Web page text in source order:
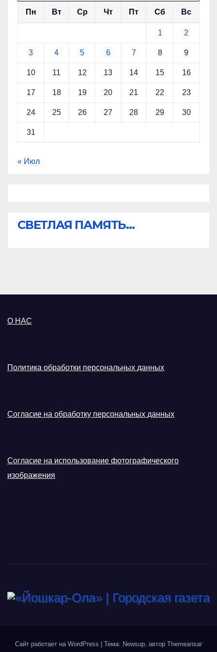
Пн Вт Ср Чт Пт Сб Вс
1 2
3 4 5 6 7 8 9
10 11 12 13 14 15 16
17 18 19 20 21 22 23
24 25 26 27 28 29 30
31
« Июл
СВЕТЛАЯ ПАМЯТЬ...
О НАС
Политика обработки персональных данных
Согласие на обработку персональных данных
Согласие на использование фотографического
изображения
Сайт работает на WordPress Тема: Newsup, автор Themeansar